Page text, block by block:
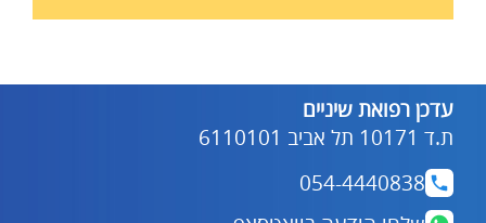
עדכן רפואת שיניים
ת.ד 10171 תל אביב 6110101
054-4440838